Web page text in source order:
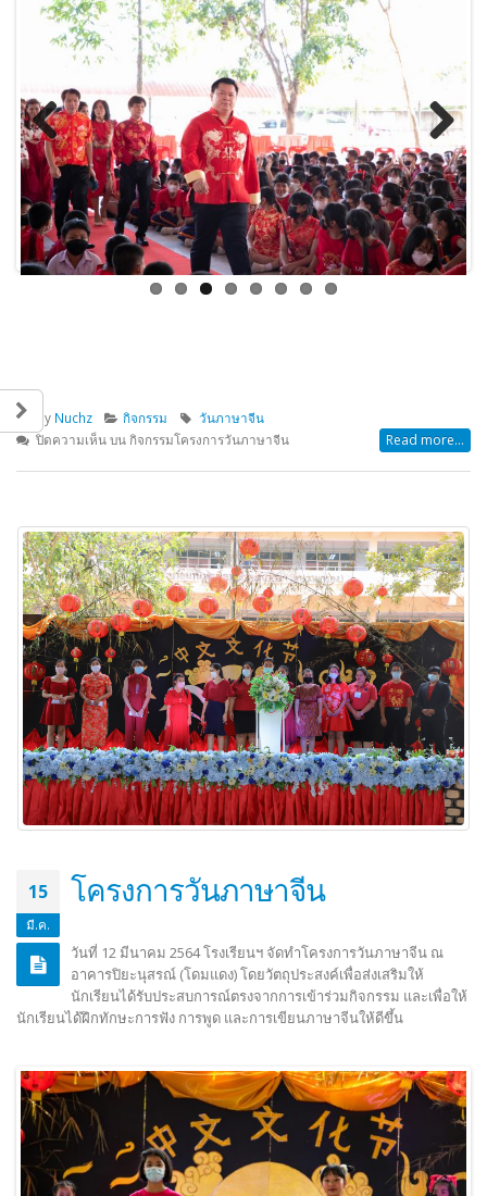
Previous Next
By Nuchz กิจกรรม
วันภาษาจีน
ปิดความเห็นบน กิจกรรมโครงการวันภาษาจีน Read more...
15
มี.ค.
โครงการวันภาษาจีน
วันที่ 12 มีนาคม 2564 โรงเรียนฯ จัดทำโครงการวันภาษาจีน ณ
อาคารปิยะนุสรณ์ (โดมแดง) โดยวัตถุประสงค์เพื่อส่งเสริมให้
นักเรียนได้รับประสบการณ์ตรงจากการเข้าร่วมกิจกรรม และเพื่อให้
นักเรียนได้ฝึกทักษะการฟัง การพูด และการเขียนภาษาจีนให้ดีขึ้น